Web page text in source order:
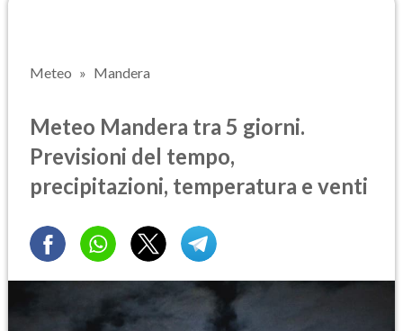
Meteo Mandera
Meteo Mandera tra 5 giorni.
Previsioni del tempo,
precipitazioni, temperatura e venti